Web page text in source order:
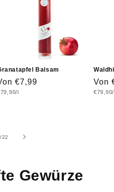
Balsam
€7,99
l
Preis
Von
/von
22
Gewürze